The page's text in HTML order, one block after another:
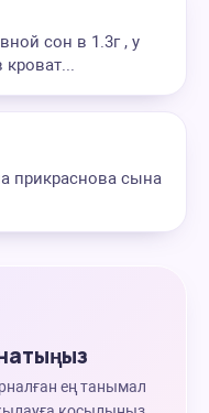
сон в 1.3г , у
кроват...
прикраснова сына
ең танымал